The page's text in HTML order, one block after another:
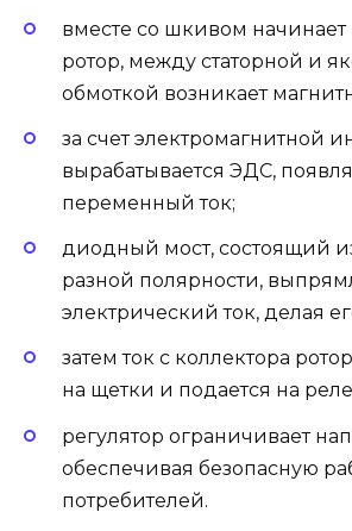
вместе со шкивом начинает
ротор, между статорной и
обмоткой возникает
за счет электромагнитной
вырабатывается ЭДС,
переменный ток;
диодный мост, состоящий
разной полярности,
электрический ток, делая
затем ток с коллектора
на щетки и подается на
регулятор ограничивает
обеспечивая безопасную
потребителей.